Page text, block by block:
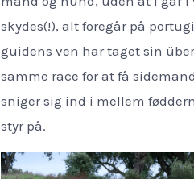
skydes(!), alt foregår på
guidens ven har taget sin
samme race for at få
sniger sig ind i mellem
styr på.